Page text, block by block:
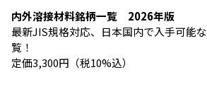
内外溶接材料銘柄一覧 2026年版
最新JIS規格対応、日本国内で入手可能
覧！
定価3,300円（税10%込）